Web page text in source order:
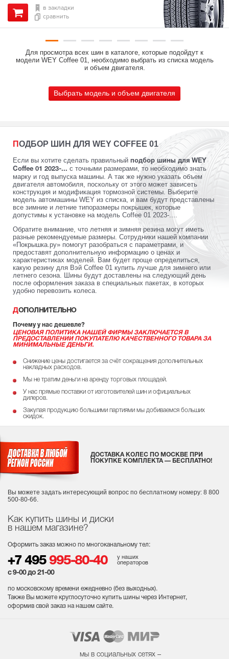
в закладки
сравнить
Для просмотра всех шин в каталоге, которые подойдут к
модели WEY Coffee 01, необходимо выбрать из списка модель
и объем двигателя.
Выбрать модель и объем двигателя
ПОДБОР ШИН ДЛЯ WEY COFFEE 01
Если вы хотите сделать правильный подбор шины для WEY
Coffee 01 2023-... с точными размерами, то необходимо знать
марку и год выпуска машины. А так же нужно указать объем
двигателя автомобиля, поскольку от этого может зависеть
конструкция и модификация тормозной системы. Выберите
модель автомашины WEY из списка, и вам будут представлены
все зимние и летние типоразмеры покрышек, которые
допустимы к установке на модель Coffee 01 2023-....
Обратите внимание, что летняя и зимняя резина могут иметь
разные рекомендуемые размеры. Сотрудники нашей компании
«Покрышка.ру» помогут разобраться с параметрами, и
предоставят дополнительную информацию о ценах и
характеристиках моделей. Вам будет проще определиться,
какую резину для Вэй Coffee 01 купить лучше для зимнего или
летнего сезона. Шины будут доставлены на следующий день
после оформления заказа в специальных пакетах, в которых
удобно перевозить колеса.
ДОПОЛНИТЕЛЬНО
Почему у нас дешевле?
ЦЕНОВАЯ ПОЛИТИКА НАШЕЙ ФИРМЫ ЗАКЛЮЧАЕТСЯ В
ПРЕДОСТАВЛЕНИИ ПОКУПАТЕЛЮ КАЧЕСТВЕННОГО ТОВАРА ЗА
МИНИМАЛЬНЫЕ ДЕНЬГИ.
Снижение цены достигается за счёт сокращения дополнительных
накладных расходов.
Мы не тратим деньги на аренду торговых площадей.
У нас прямые поставки от изготовителей шин и официальных
дилеров.
Закупая продукцию большими партиями мы добиваемся больших
скидок.
Как купить шины и диски
в нашем магазине?
Оформить заказ можно по многоканальному тел:
+7 495 995-80-40
у наших
операторов
с 9-00 до 21-00
по московскому времени ежедневно (без выходных).
Также Вы можете круглосуточно купить шины через Интернет,
оформив свой заказ на нашем сайте.
ДОСТАВКА КОЛЕС ПО МОСКВЕ ПРИ
ПОКУПКЕ КОМПЛЕКТА — БЕСПЛАТНО!
Вы можете задать интересующий вопрос по бесплатному номеру: 8 800
500-80-66.
мы в социальных сетях –